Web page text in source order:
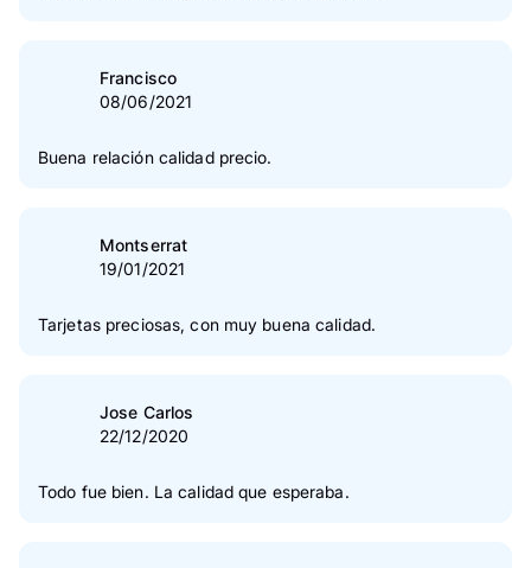
Francisco
08/06/2021
Buena relación calidad precio.
Montserrat
19/01/2021
Tarjetas preciosas, con muy buena calidad.
Jose Carlos
22/12/2020
Todo fue bien. La calidad que esperaba.